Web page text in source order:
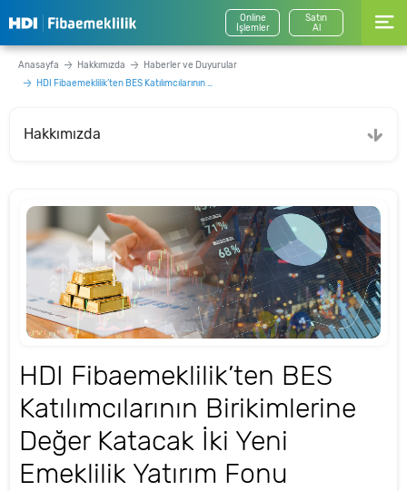
Online
İşlemler
Satın
Al
Anasayfa Hakkımızda
Haberler ve Duyurular
HDI Fibaemeklilik’ten BES Katılımcılarının Birikimlerine Değer Katacak İki Yeni Emeklilik Yatırım Fonu
Hakkımızda
HDI Fibaemeklilik’ten BES
Katılımcılarının Birikimlerine
Değer Katacak İki Yeni
Emeklilik Yatırım Fonu